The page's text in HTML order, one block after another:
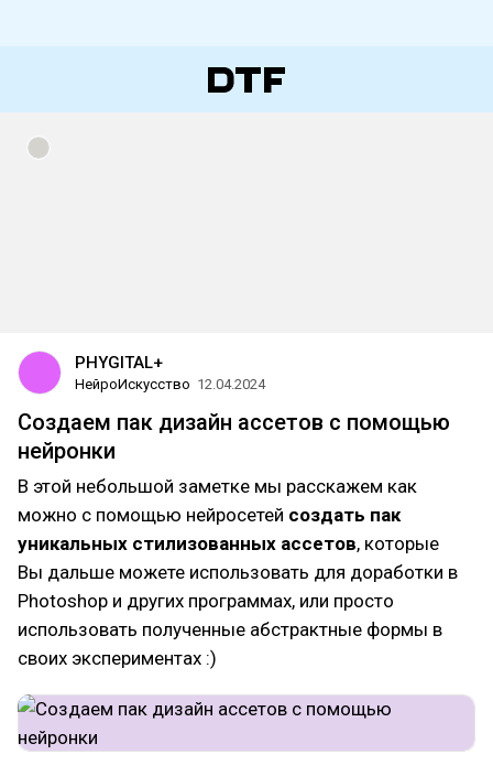
PHYGITAL+
НейроИскусство 12.04.2024
Создаем пак дизайн ассетов с помощью
нейронки
В этой небольшой заметке мы расскажем как
можно с помощью нейросетей создать пак
уникальных стилизованных ассетов, которые
Вы дальше можете использовать для доработки в
Photoshop и других программах, или просто
использовать полученные абстрактные формы в
своих экспериментах :)